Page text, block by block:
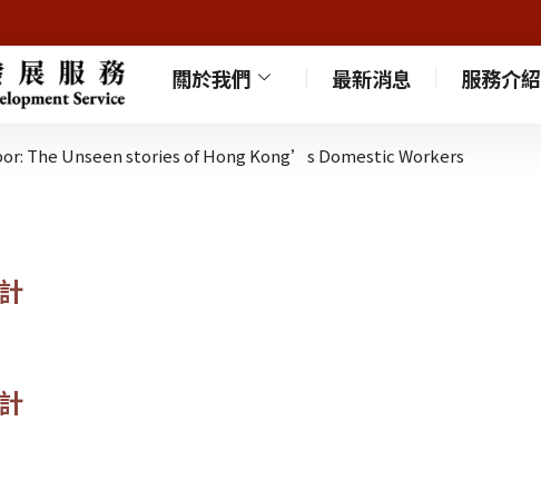
關於我們 最新消息 服務介紹
The Unseen stories of Hong Kong’s Domestic Workers